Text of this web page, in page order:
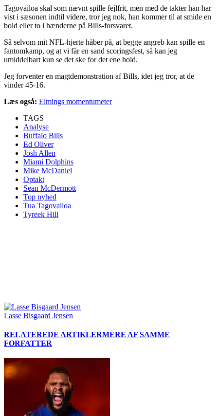
Tagovailoa skal som nævnt spille fejlfrit, men med de takter han har
vist i sæsonen indtil videre, tror jeg nok, han kommer til at smide en
bold eller to i hænderne på Bills-forsvaret.
Så selvom mit NFL-hjerte håber på, at begge angreb kan spille en
fantomkamp, og at vi får en sand scoringsfest, så kan jeg
umiddelbart kun se det ske for det ene hold.
Jeg forventer en magtdemonstration af Bills, idet jeg tror, at de
vinder 45-16.
Læs også: Elmings momentumeter
TAGS
Analyse
Buffalo Bills
Ed Oliver
Josh Allen
Miami Dolphins
Mike McDaniel
Optakt
Sean McDermott
Top nyhed
Tua Tagovailoa
Tyreek Hill
Lasse Bisgaard Jensen
RELATEREDE ARTIKLERMERE AF SAMME
FORFATTER